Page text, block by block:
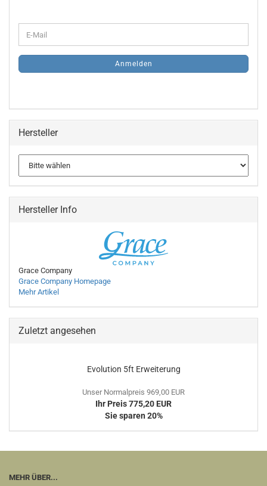
ZUR
ANMELDUNG
E-
Mail
Anmelden
Hersteller
Hersteller Info
Grace Company
Grace Company Homepage
Mehr Artikel
Zuletzt angesehen
Evolution 5ft Erweiterung
Unser Normalpreis 969,00 EUR
Ihr Preis 775,20 EUR
Sie sparen 20%
MEHR ÜBER...